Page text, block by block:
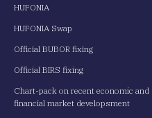
HUFONIA
HUFONIA Swap
Official BUBOR fixing
Official BIRS fixing
Chart-pack on recent economic and
financial market developsment